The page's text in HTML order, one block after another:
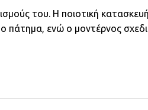
του. Η ποιοτική
ενώ ο μοντέρνος